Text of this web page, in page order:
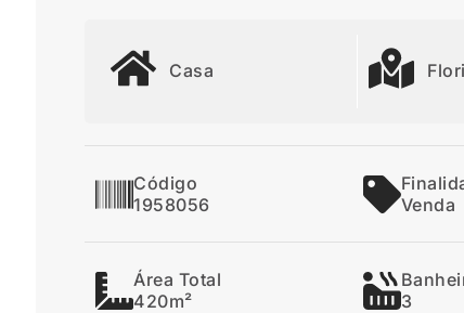
Casa
Código
1958056
Venda
Área Total
420m²
3